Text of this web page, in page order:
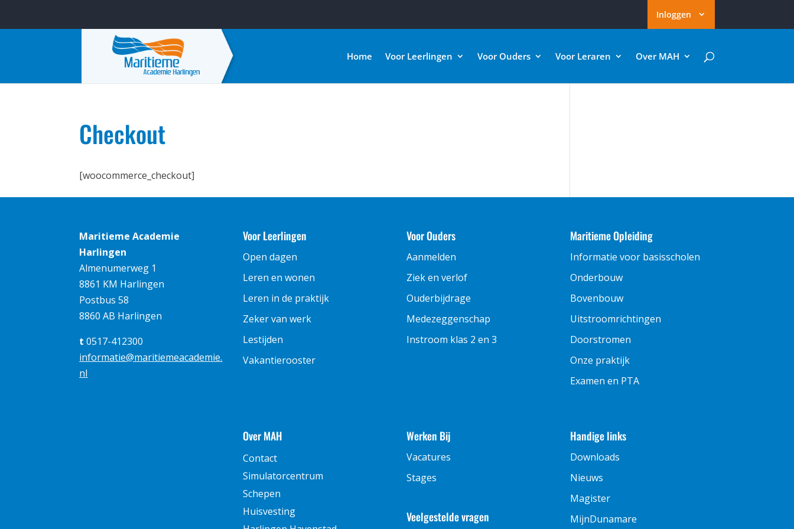
Inloggen
Home Voor Leerlingen Voor Ouders Voor Leraren Over MAH
Checkout
[woocommerce_checkout]
Maritieme Academie
Harlingen
Almenumerweg 1
8861 KM Harlingen
Postbus 58
8860 AB Harlingen
t 0517-412300
informatie@maritiemeacademie.
nl
Voor Leerlingen
Open dagen
Leren en wonen
Leren in de praktijk
Zeker van werk
Lestijden
Vakantierooster
Voor Ouders
Aanmelden
Ziek en verlof
Ouderbijdrage
Medezeggenschap
Instroom klas 2 en 3
Maritieme Opleiding
Informatie voor basisscholen
Onderbouw
Bovenbouw
Uitstroomrichtingen
Doorstromen
Onze praktijk
Examen en PTA
Over MAH
Contact
Simulatorcentrum
Schepen
Huisvesting
Werken Bij
Vacatures
Stages
Veelgestelde vragen
Handige links
Downloads
Nieuws
Magister
MijnDunamare